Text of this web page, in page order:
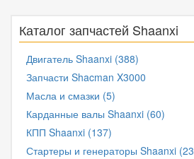
Каталог запчастей Shaanxi
Двигатель Shaanxi (388)
Запчасти Shacman X3000
Масла и смазки (5)
Карданные валы Shaanxi (60)
КПП Shaanxi (137)
Стартеры и генераторы Shaanxi